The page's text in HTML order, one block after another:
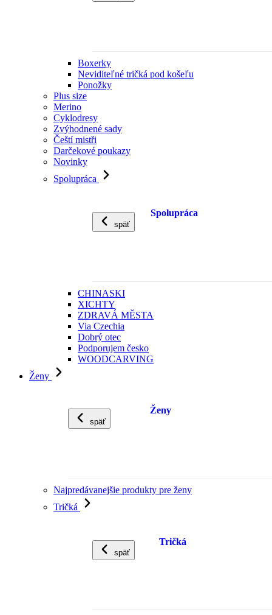
Boxerky
Neviditeľné tričká pod košeľu
Ponožky
Plus size
Merino
Cyklodresy
Zvýhodnené sady
Čeští mistři
Darčekové poukazy
Novinky
Spolupráca
späť
Spolupráca
CHINASKI
XICHTY
ZDRAVÁ MĚSTA
Via Czechia
Dobrý otec
Podporujem česko
WOODCARVING
Ženy
späť
Ženy
Najpredávanejšie produkty pre ženy
Tričká
späť
Tričká